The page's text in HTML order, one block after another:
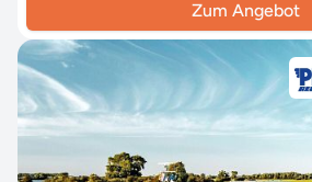
Zum Angebot